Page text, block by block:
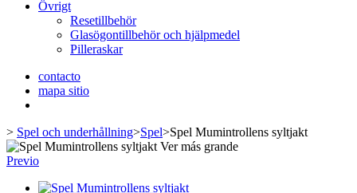
Övrigt
Resetillbehör
Glasögontillbehör och hjälpmedel
Pilleraskar
contacto
mapa sitio
> Spel och underhållning>Spel>Spel Mumintrollens syltjakt
Ver más grande
Previo